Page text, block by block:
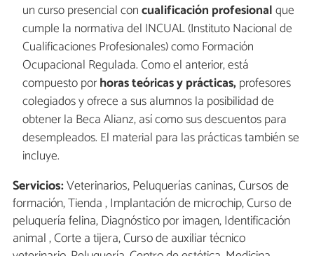
un curso presencial concualificación profesionalque
cumple la normativa del INCUAL (Instituto Nacional de
Cualificaciones Profesionales) como Formación
Ocupacional Regulada. Como el anterior, está
compuesto porhoras teóricas y prácticas, profesores
colegiados y ofrece a sus alumnos la posibilidad de
obtener la Beca Alianz, así como sus descuentos para
desempleados. El material para las prácticas también se
incluye.
Servicios:Veterinarios, Peluquerías caninas, Cursos de
formación, Tienda , Implantación de microchip, Curso de
peluquería felina, Diagnóstico por imagen, Identificación
animal , Corte a tijera, Curso de auxiliar técnico